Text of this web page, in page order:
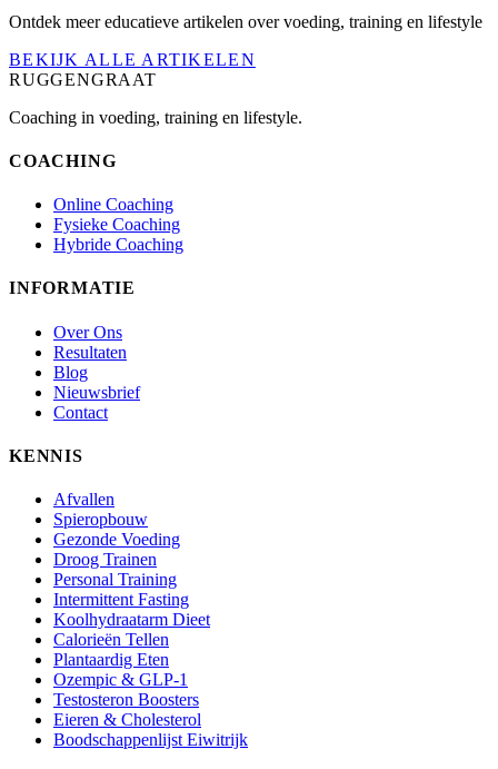
Ontdek meer educatieve artikelen over voeding, training en lifestyle
BEKIJK ALLE ARTIKELEN
RUGGENGRAAT
Coaching in voeding, training en lifestyle.
COACHING
Online Coaching
Fysieke Coaching
Hybride Coaching
INFORMATIE
Over Ons
Resultaten
Blog
Nieuwsbrief
Contact
KENNIS
Afvallen
Spieropbouw
Gezonde Voeding
Droog Trainen
Personal Training
Intermittent Fasting
Koolhydraatarm Dieet
Calorieën Tellen
Plantaardig Eten
Ozempic & GLP-1
Testosteron Boosters
Eieren & Cholesterol
Boodschappenlijst Eiwitrijk